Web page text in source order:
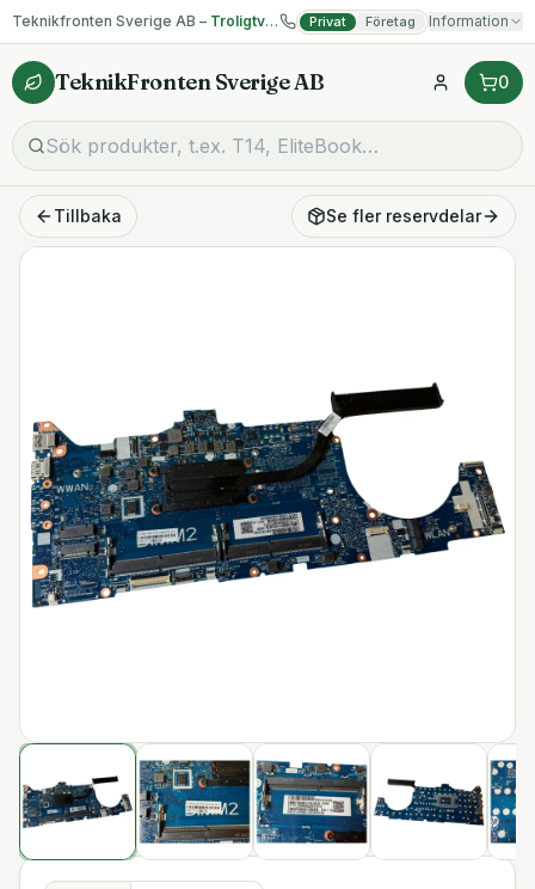
Teknikfronten Sverige AB – Troligtvis billigast på begagnad IT! Privat Företag Information
TeknikFronten Sverige AB 0
Tillbaka Se fler reservdelar